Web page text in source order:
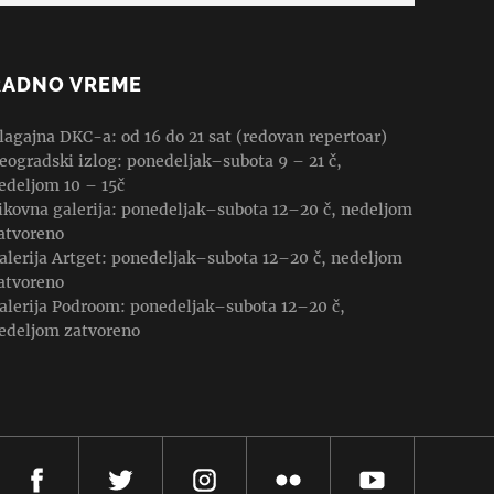
VREME
DKC-a: od 16 do 21 sat (redovan repertoar)
izlog: ponedeljak–subota 9 – 21 č,
10 – 15č
galerija: ponedeljak–subota 12–20 č, nedeljom
Artget: ponedeljak–subota 12–20 č, nedeljom
Podroom: ponedeljak–subota 12–20 č,
zatvoreno